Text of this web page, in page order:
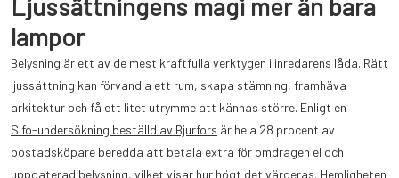
Ljussättningens magi mer än bara
lampor
Belysning är ett av de mest kraftfulla verktygen i inredarens låda. Rätt
ljussättning kan förvandla ett rum, skapa stämning, framhäva
arkitektur och få ett litet utrymme att kännas större. Enligt en
Sifo-undersökning beställd av Bjurfors är hela 28 procent av
bostadsköpare beredda att betala extra för omdragen el och
uppdaterad belysning, vilket visar hur högt det värderas. Hemligheten